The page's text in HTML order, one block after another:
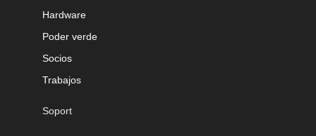
Hardware
Poder verde
Socios
Trabajos
Soport